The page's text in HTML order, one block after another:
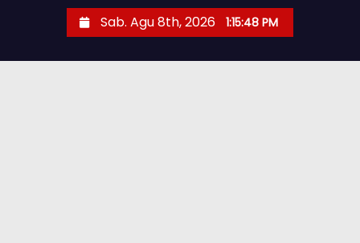
Sab. Agu 8th, 2026 1:15:49 PM